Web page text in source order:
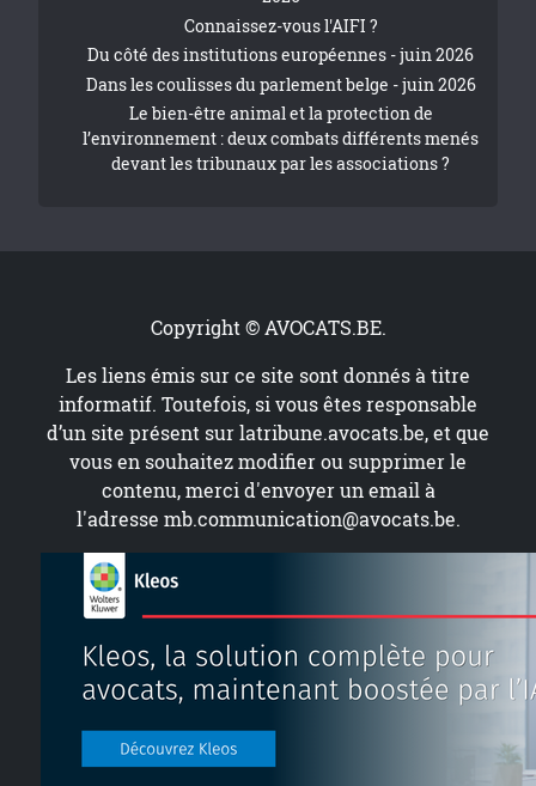
Connaissez-vous l'AIFI ?
Du côté des institutions européennes - juin 2026
Dans les coulisses du parlement belge - juin 2026
Le bien-être animal et la protection de
l’environnement : deux combats différents menés
devant les tribunaux par les associations ?
Copyright © AVOCATS.BE.
Les liens émis sur ce site sont donnés à titre
informatif. Toutefois, si vous êtes responsable
d’un site présent surlatribune.avocats.be, et que
vous en souhaitez modifier ou supprimer le
contenu, merci d'envoyer un email à
l'adresse mb.communication@avocats.be.